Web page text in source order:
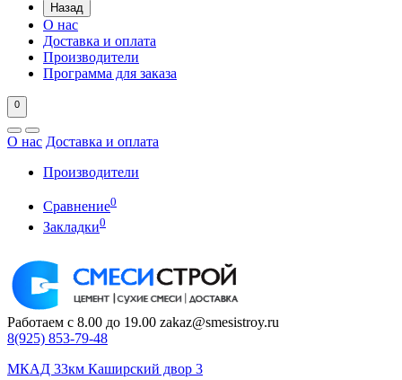
Назад
О нас
Доставка и оплата
Производители
Программа для заказа
0
О нас Доставка и оплата
Производители
Сравнение0
Закладки0
Работаем с 8.00 до 19.00 zakaz@smesistroy.ru
8(925) 853-79-48
МКАД 33км Каширский двор 3